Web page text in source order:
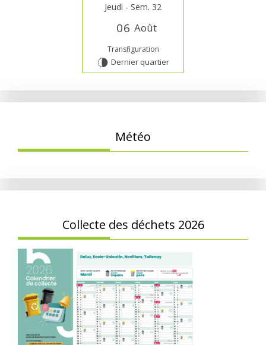
Jeudi - Sem. 32
06 Août
Transfiguration
U Dernier quartier
Météo
Collecte des déchets 2026